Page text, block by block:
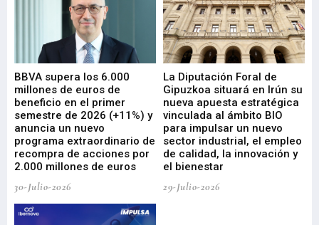
BBVA supera los 6.000
millones de euros de
beneficio en el primer
semestre de 2026 (+11%) y
anuncia un nuevo
programa extraordinario de
recompra de acciones por
2.000 millones de euros
30-Julio-2026
La Diputación Foral de
Gipuzkoa situará en Irún su
nueva apuesta estratégica
vinculada al ámbito BIO
para impulsar un nuevo
sector industrial, el empleo
de calidad, la innovación y
el bienestar
29-Julio-2026